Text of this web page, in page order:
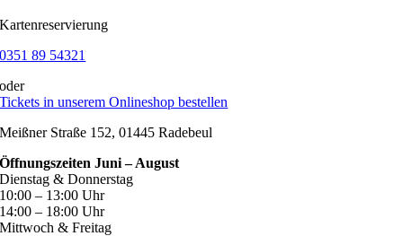
Kartenreservierung
0351 89 54321
oder
Tickets in unserem Onlineshop bestellen
Meißner Straße 152, 01445 Radebeul
Öffnungszeiten Juni – August
Dienstag & Donnerstag
10:00 – 13:00 Uhr
14:00 – 18:00 Uhr
Mittwoch & Freitag